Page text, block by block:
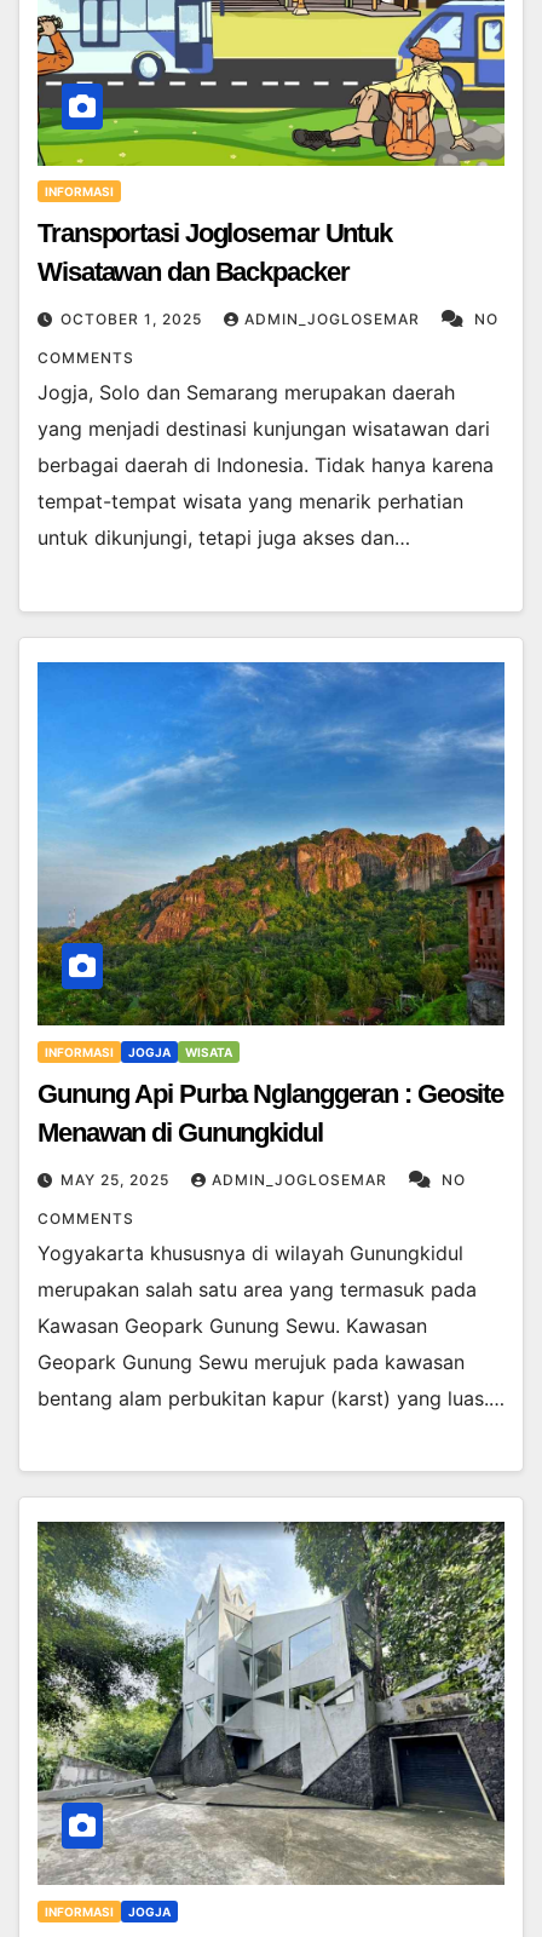
INFORMASI
Transportasi Joglosemar Untuk
Wisatawan dan Backpacker
OCTOBER 1, 2025 ADMIN_JOGLOSEMAR NO
COMMENTS
Jogja, Solo dan Semarang merupakan daerah
yang menjadi destinasi kunjungan wisatawan dari
berbagai daerah di Indonesia. Tidak hanya karena
tempat-tempat wisata yang menarik perhatian
untuk dikunjungi, tetapi juga akses dan…
INFORMASI JOGJA WISATA
Gunung Api Purba Nglanggeran : Geosite
Menawan di Gunungkidul
MAY 25, 2025 ADMIN_JOGLOSEMAR NO
COMMENTS
Yogyakarta khususnya di wilayah Gunungkidul
merupakan salah satu area yang termasuk pada
Kawasan Geopark Gunung Sewu. Kawasan
Geopark Gunung Sewu merujuk pada kawasan
bentang alam perbukitan kapur (karst) yang luas.…
INFORMASI JOGJA